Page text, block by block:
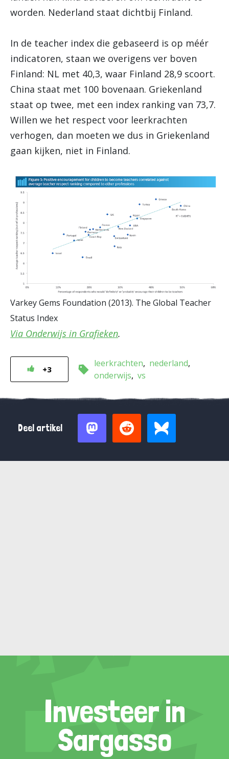
worden. Nederland staat dichtbij Finland.
In de teacher index die gebaseerd is op méér
indicatoren, staan we overigens ver boven
Finland: NL met 40,3, waar Finland 28,9 scoort.
China staat met 100 bovenaan. Griekenland
staat op twee, met een index ranking van 73,7.
Willen we het respect voor leerkrachten
verhogen, dan moeten we dus in Griekenland
gaan kijken, niet in Finland.
Varkey Gems Foundation (2013). The Global Teacher
Status Index
Via Onderwijs in Grafieken.
+3
leerkrachten
nederland
onderwijs vs
Deel artikel
Investeer in
Sargasso